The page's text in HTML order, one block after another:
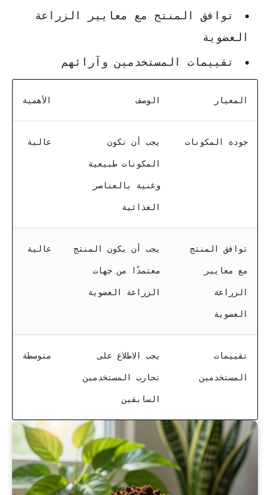
توافق المنتج مع معايير الزراعة
العضوية
تقييمات المستخدمين وآرائهم
المعيار الوصف الأهمية
جودة المكونات يجب أن تكون
المكونات طبيعية
وغنية بالعناصر
الغذائية
عالية
توافق المنتج
مع معايير
الزراعة
العضوية
يجب أن يكون المنتج
معتمدًا من جهات
الزراعة العضوية
عالية
تقييمات
المستخدمين
يجب الاطلاع على
تجارب المستخدمين
السابقين
متوسطة